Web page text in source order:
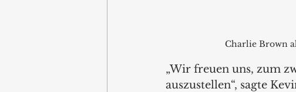
Charlie Brown
„Wir freuen uns, zum
auszustellen“, sagte